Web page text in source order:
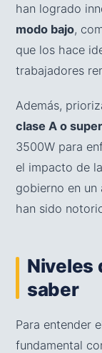
han logrado
modo bajo,
que los hace
trabajadores
Además,
clase A o
3500W para
el impacto de
gobierno en
han sido
Niveles
saber
Para entender
fundamental